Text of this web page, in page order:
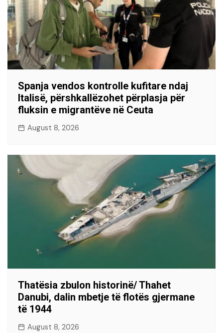
Spanja vendos kontrolle kufitare ndaj
Italisë, përshkallëzohet përplasja për
fluksin e migrantëve në Ceuta
August 8, 2026
Thatësia zbulon historinë/ Thahet
Danubi, dalin mbetje të flotës gjermane
të 1944
August 8, 2026